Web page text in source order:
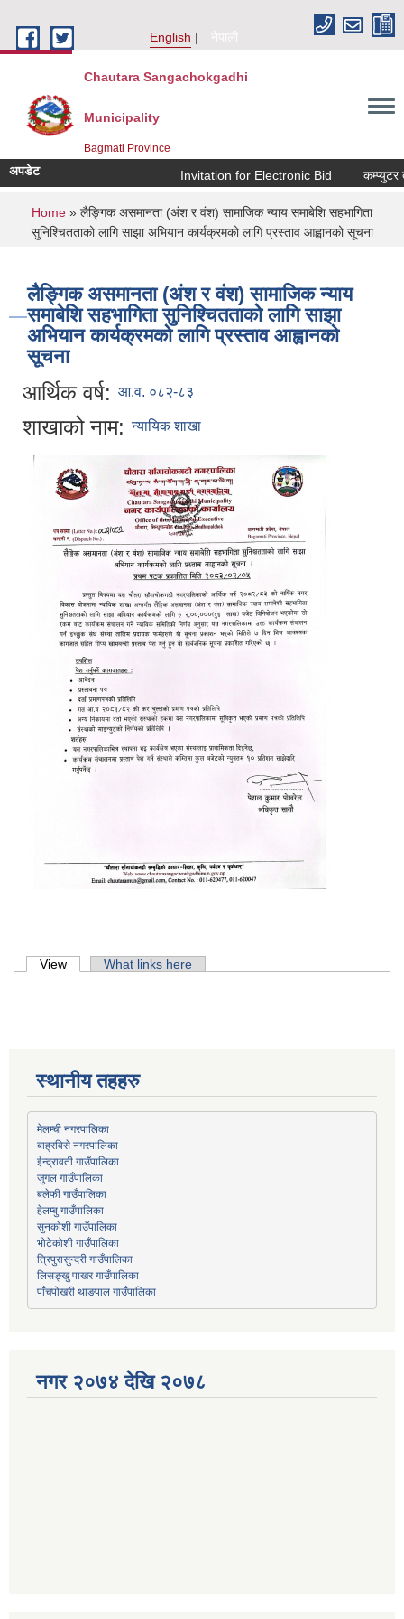
English
नेपाली
Chautara Sangachokgadhi
Municipality
Bagmati Province
अपडेट Invitation for Electronic Bid कम्प्युटर
You are here
Home » लैङ्गिक असमानता (अंश र वंश) सामाजिक न्याय समाबेशि सहभागिता
सुनिश्चितताको लागि साझा अभियान कार्यक्रमको लागि प्रस्ताव आह्वानको सूचना
लैङ्गिक असमानता (अंश र वंश) सामाजिक न्याय
समाबेशि सहभागिता सुनिश्चितताको लागि साझा
अभियान कार्यक्रमको लागि प्रस्ताव आह्वानको
सूचना
आर्थिक वर्ष: आ.व. ०८२-८३
शाखाको नाम: न्यायिक शाखा
Primary tabs
View (active tab)What links here
स्थानीय तहहरु
मेलम्ची नगरपालिका
बाह्रविसे नगरपालिका
ईन्द्रावती गाउँपालिका
जुगल गाउँपालिका
बलेफी गाउँपालिका
हेलम्बु गाउँपालिका
सुनकोशी गाउँपालिका
भोटेकोशी गाउँपालिका
त्रिपुरासुन्दरी गाउँपालिका
लिसङ्खु पाखर गाउँपालिका
पाँचपोखरी थाङपाल गाउँपालिका
नगर २०७४ देखि २०७८